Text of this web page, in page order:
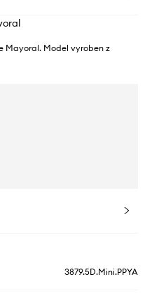
Mayoral. Model vyroben z
3879.5D.Mini.PPYA